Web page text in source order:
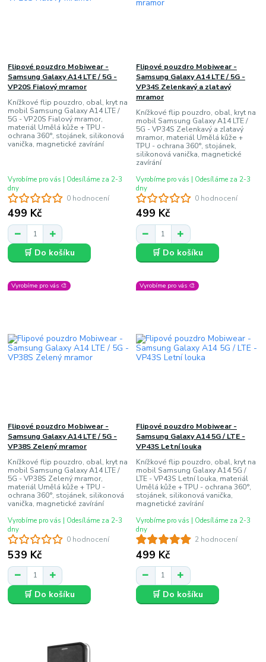
0 hodnocení
Flipové pouzdro Mobiwear -
Samsung Galaxy A14 LTE / 5G -
VP20S Fialový mramor
Knížkové flip pouzdro, obal, kryt na
mobil Samsung Galaxy A14 LTE /
5G - VP20S Fialový mramor,
materiál Umělá kůže + TPU -
ochrana 360°, stojánek, silikonová
vanička, magnetické zavírání
499 Kč
Vyrobíme pro vás | Odesíláme za 2-3
dny
🛒 Do košíku
0 hodnocení
Flipové pouzdro Mobiwear -
Samsung Galaxy A14 LTE / 5G -
VP34S Zelenkavý a zlatavý
mramor
Knížkové flip pouzdro, obal, kryt na
mobil Samsung Galaxy A14 LTE /
5G - VP34S Zelenkavý a zlatavý
mramor, materiál Umělá kůže +
TPU - ochrana 360°, stojánek,
silikonová vanička, magnetické
zavírání
499 Kč
Vyrobíme pro vás | Odesíláme za 2-3
dny
🛒 Do košíku
Vyrobíme pro vás 🎨
0 hodnocení
Flipové pouzdro Mobiwear -
Samsung Galaxy A14 LTE / 5G -
VP38S Zelený mramor
Knížkové flip pouzdro, obal, kryt na
mobil Samsung Galaxy A14 LTE /
5G - VP38S Zelený mramor,
materiál Umělá kůže + TPU -
ochrana 360°, stojánek, silikonová
vanička, magnetické zavírání
539 Kč
Vyrobíme pro vás | Odesíláme za 2-3
dny
🛒 Do košíku
Vyrobíme pro vás 🎨
2 hodnocení
Flipové pouzdro Mobiwear -
Samsung Galaxy A14 5G / LTE -
VP43S Letní louka
Knížkové flip pouzdro, obal, kryt na
mobil Samsung Galaxy A14 5G /
LTE - VP43S Letní louka, materiál
Umělá kůže + TPU - ochrana 360°,
stojánek, silikonová vanička,
magnetické zavírání
499 Kč
Vyrobíme pro vás | Odesíláme za 2-3
dny
🛒 Do košíku